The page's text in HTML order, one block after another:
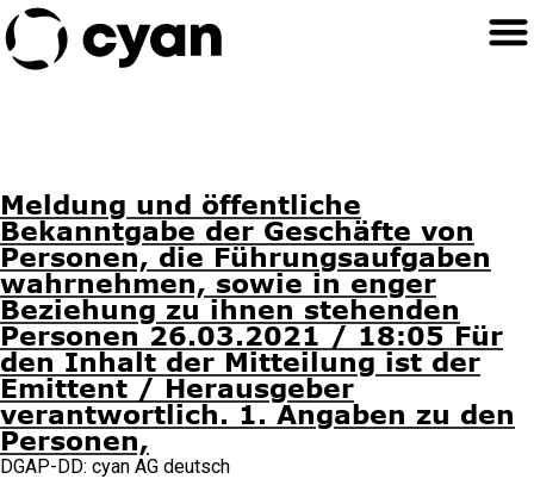
Meldung und öffentliche
Bekanntgabe der Geschäfte von
Personen, die Führungsaufgaben
wahrnehmen, sowie in enger
Beziehung zu ihnen stehenden
Personen 26.03.2021 / 18:05 Für
den Inhalt der Mitteilung ist der
Emittent / Herausgeber
verantwortlich. 1. Angaben zu den
Personen,
DGAP-DD: cyan AG deutsch